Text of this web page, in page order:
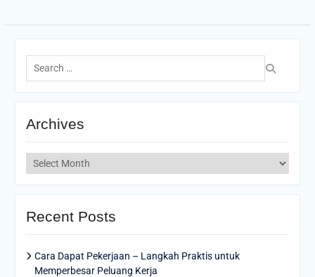
Search
for:
Archives
Archives
Recent Posts
Cara Dapat Pekerjaan – Langkah Praktis untuk
Memperbesar Peluang Kerja